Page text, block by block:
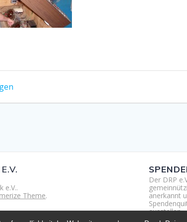
e.V..
Theme.
Der DRP
anerkannt
ausstellen.